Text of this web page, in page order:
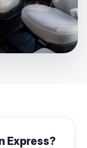
Express?